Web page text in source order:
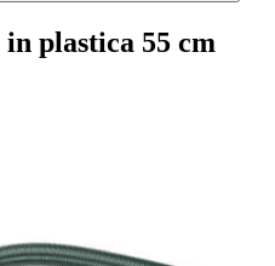
plastica 55 cm